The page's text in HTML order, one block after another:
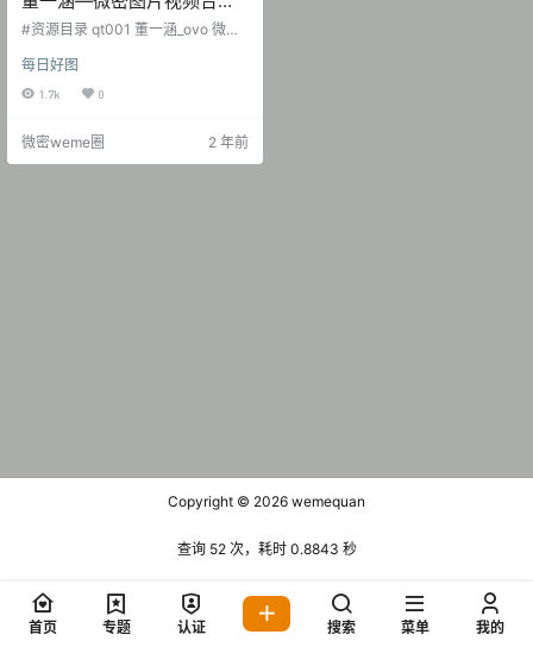
【持续更新】
#资源目录 qt001 董一涵_ovo 微博
抖音 董一涵 微密圈 NO.001期 [42P
-7.31 MB] 抖音 董一涵 微密圈 NO.0
B] 抖音 董一涵 微密圈 NO.004期 [3
0P-12V 134.9 MB]
每日好图
1.7k 0
微密weme圈 2 年前
Copyright © 2026 wemequan
查询 52 次，耗时 0.8843 秒
首页 专题 认证 搜索 菜单 我的